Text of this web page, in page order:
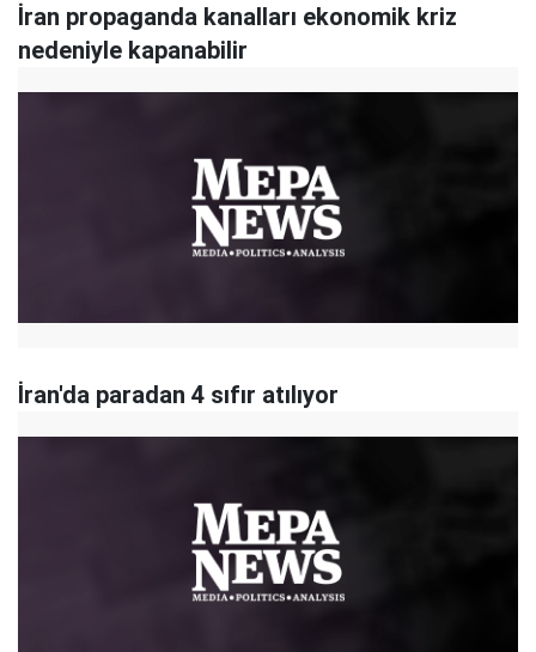
İran propaganda kanalları ekonomik kriz
nedeniyle kapanabilir
​İran'da paradan 4 sıfır atılıyor